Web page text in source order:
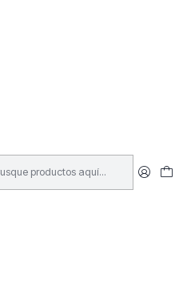
concretan aquí !!!
con Biotina